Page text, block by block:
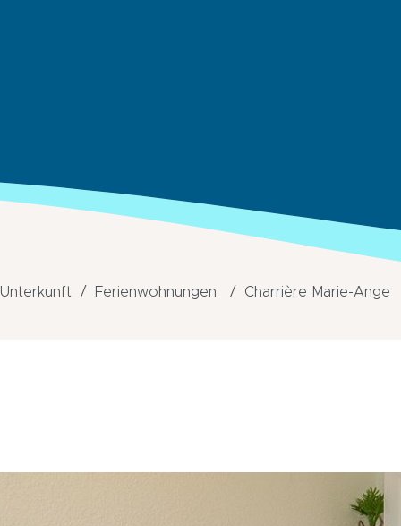
Unterkunft Ferienwohnungen Charrière Marie-Ange